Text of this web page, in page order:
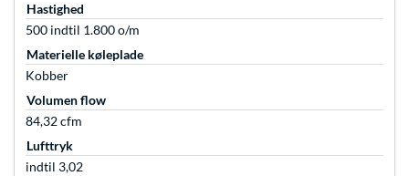
Hastighed
500 indtil 1.800 o/m
Materielle køleplade
Kobber
Volumen flow
84,32 cfm
Lufttryk
indtil 3,02